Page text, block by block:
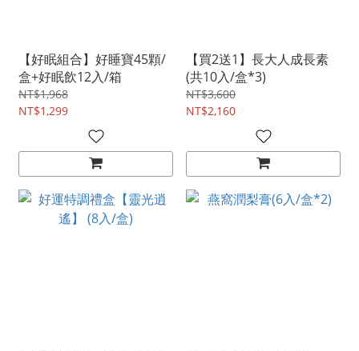
【好眠組合】好睡寶45顆/
盒+好眠飲12入/箱
NT$1,968
NT$1,299
【買2送1】長大人成長素
(共10入/盒*3)
NT$3,600
NT$2,160